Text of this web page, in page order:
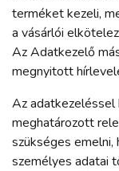
terméket kezeli,
a vásárlói
Az Adatkezelő
megnyitott
Az adatkezeléssel
meghatározott
szükséges
személyes adatai